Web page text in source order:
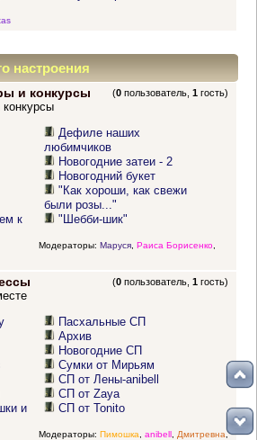
настроения
и конкурсы (0 пользователь,1 гость)
к
Дефиле наших
любимчиков
Новогодние затеи - 2
Новогодний букет
"Как хороши, как свежи
были розы..."
"Шебби-шик"
Модераторы: Маруся, Раиса Борисенко,
(0 пользователь,1 гость)
и
Пасхальные СП
Архив
Новогодние СП
Сумки от Мирьям
СП от Лены-anibell
СП от Zaya
СП от Tonito
Модераторы: Пимошка anibell, Дмитревна,